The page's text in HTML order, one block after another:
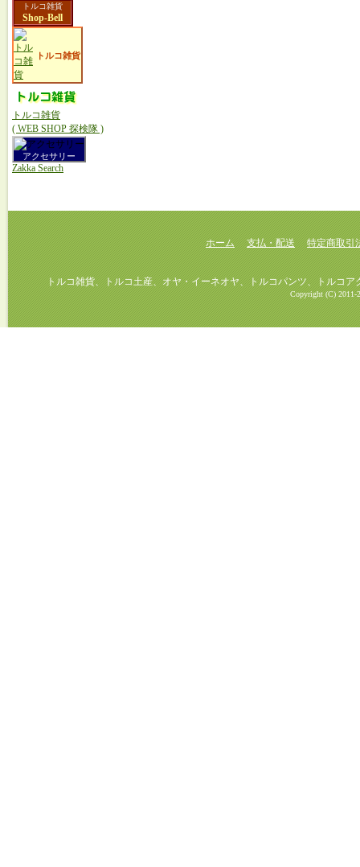
トルコ雑貨
Shop-Bell
トルコ雑貨
トルコ雑貨
( WEB SHOP 探検隊 )
アクセサリー
Zakka Search
ホーム 支払・配送 特定商取引
トルコ雑貨、トルコ土産、オヤ・イーネオヤ、トルコパンツ、トルコアク
Copyright (C) 2011-